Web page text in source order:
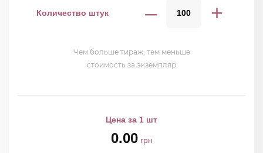
Количество штук – +
Чем больше тираж, тем меньше
стоимость за экземпляр
Цена за 1 шт
0.00грн